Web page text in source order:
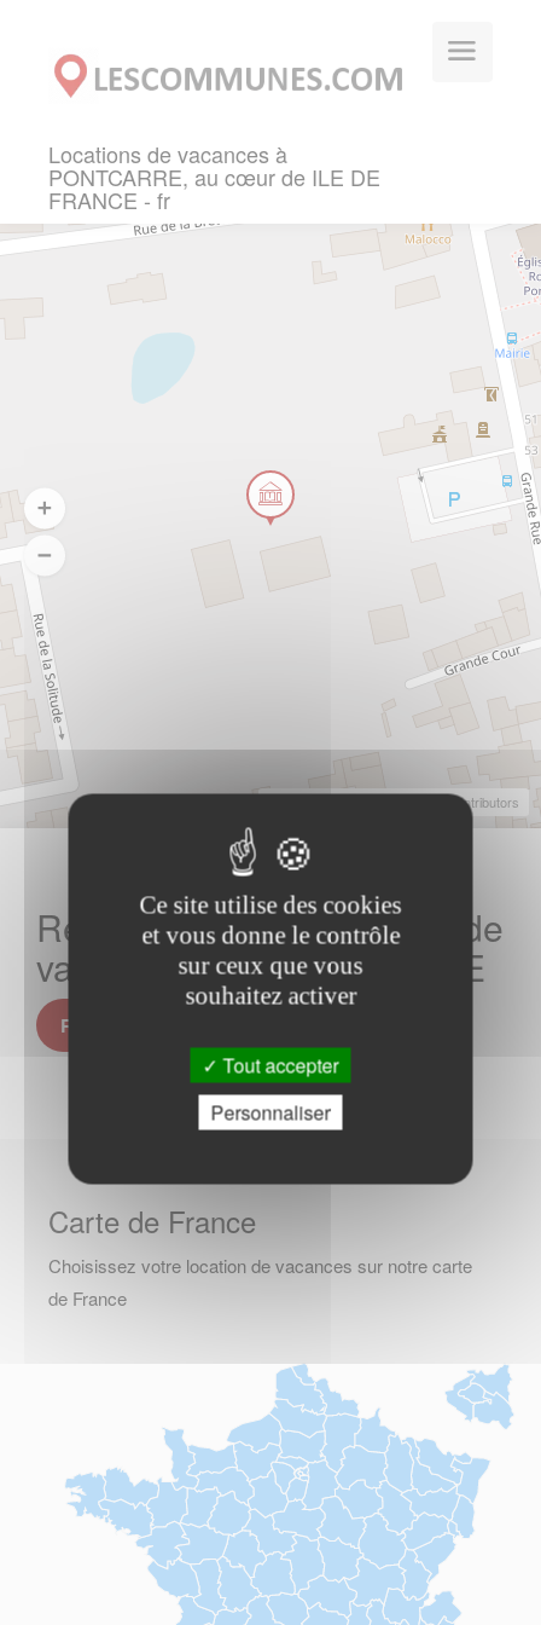
Locations de vacances à
PONTCARRE, au cœur de ILE DE
FRANCE - fr
Leaflet|©OpenStreetMapContributors
Rechercher votre location de
vacances sur PONTCARRE
Rechercher sur PONTCARRE
Carte de France
Choisissez votre location de vacances sur notre carte
de France
Ce site utilise des cookies
et vous donne le contrôle
sur ceux que vous
souhaitez activer
Tout accepter
Personnaliser